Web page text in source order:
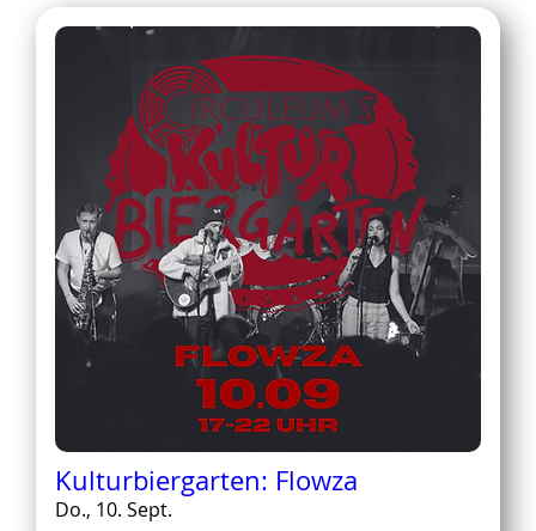
Kulturbiergarten: Flowza
Do., 10. Sept.